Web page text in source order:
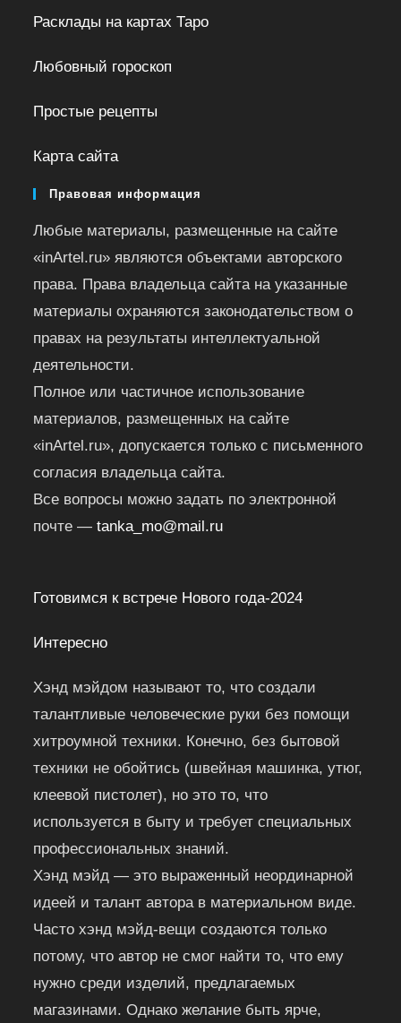
Расклады на картах Таро
Любовный гороскоп
Простые рецепты
Карта сайта
Правовая информация
Любые материалы, размещенные на сайте
«inArtel.ru» являются объектами авторского
права. Права владельца сайта на указанные
материалы охраняются законодательством о
правах на результаты интеллектуальной
деятельности.
Полное или частичное использование
материалов, размещенных на сайте
«inArtel.ru», допускается только с письменного
согласия владельца сайта.
Все вопросы можно задать по электронной
почте —tanka_mo@mail.ru
Готовимся к встрече Нового года-2024
Интересно
Хэнд мэйдом называют то, что создали
талантливые человеческие руки без помощи
хитроумной техники. Конечно, без бытовой
техники не обойтись (швейная машинка, утюг,
клеевой пистолет), но это то, что
используется в быту и требует специальных
профессиональных знаний.
Хэнд мэйд — это выраженный неординарной
идеей и талант автора в материальном виде.
Часто хэнд мэйд-вещи создаются только
потому, что автор не смог найти то, что ему
нужно среди изделий, предлагаемых
магазинами. Однако желание быть ярче,